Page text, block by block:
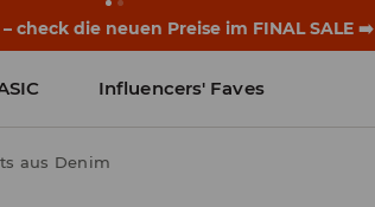
check die neuen Preise im FINAL SALE ➡️
Influencers' Faves
aus Denim